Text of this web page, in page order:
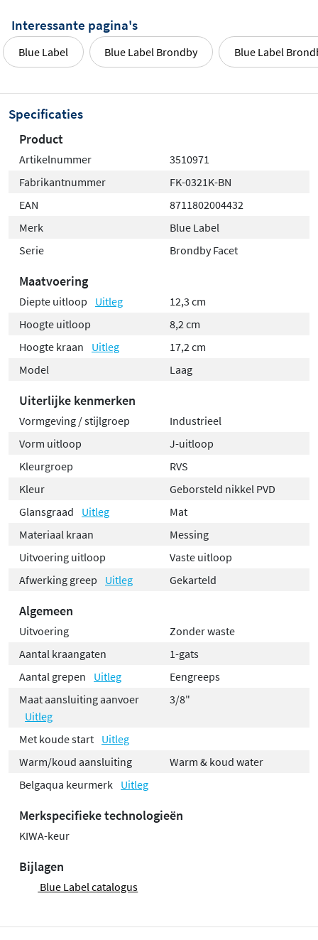
Interessante pagina's
Blue Label Blue Label Brondby Blue Label
Specificaties
Product
Artikelnummer
3510971
Fabrikantnummer
FK-0321K-BN
EAN
8711802004432
Merk
Blue Label
Serie
Brondby Facet
Maatvoering
Diepte uitloop Uitleg
12,3 cm
Hoogte uitloop
8,2 cm
Hoogte kraan
Uitleg
17,2 cm
Model
Laag
Uiterlijke kenmerken
Vormgeving / stijlgroep
Industrieel
Vorm uitloop
J-uitloop
Kleurgroep
RVS
Kleur
Geborsteld nikkel PVD
Glansgraad
Uitleg
Mat
Materiaal kraan
Messing
Uitvoering uitloop
Vaste uitloop
Afwerking greep
Uitleg Gekarteld
Algemeen
Uitvoering
Zonder waste
Aantal kraangaten
1-gats
Aantal grepen
Uitleg
Eengreeps
Maat aansluiting aanvoer
Uitleg
3/8"
Met koude start Uitleg
Warm/koud aansluiting
Warm & koud water
Belgaqua keurmerk Uitleg
Merkspecifieke technologieën
KIWA-keur
Bijlagen
Blue Label catalogus